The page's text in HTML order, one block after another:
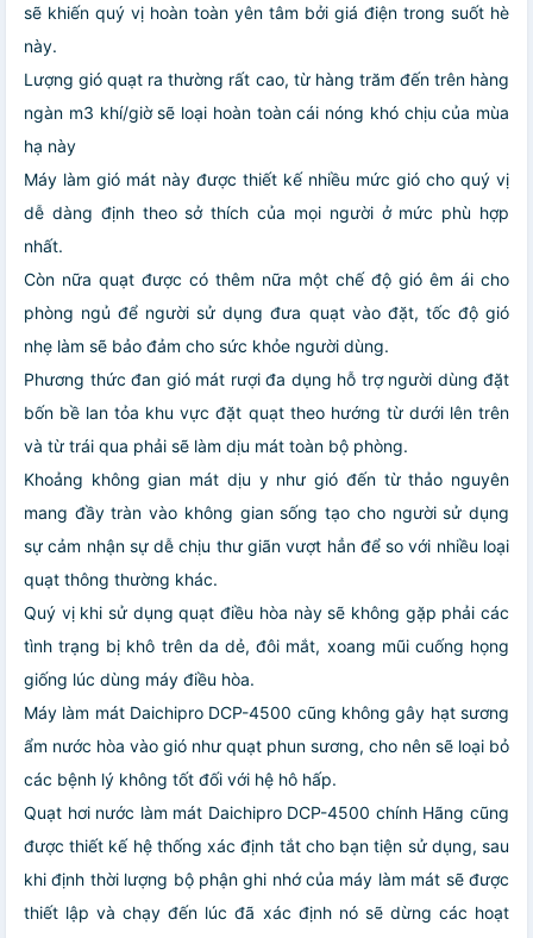
sẽ khiến quý vị hoàn toàn yên tâm bởi giá điện trong suốt hè
này.
Lượng gió quạt ra thường rất cao, từ hàng trăm đến trên hàng
ngàn m3 khí/giờ sẽ loại hoàn toàn cái nóng khó chịu của mùa
hạ này
Máy làm gió mát này được thiết kế nhiều mức gió cho quý vị
dễ dàng định theo sở thích của mọi người ở mức phù hợp
nhất.
Còn nữa quạt được có thêm nữa một chế độ gió êm ái cho
phòng ngủ để người sử dụng đưa quạt vào đặt, tốc độ gió
nhẹ làm sẽ bảo đảm cho sức khỏe người dùng.
Phương thức đan gió mát rượi đa dụng hỗ trợ người dùng đặt
bốn bề lan tỏa khu vực đặt quạt theo hướng từ dưới lên trên
và từ trái qua phải sẽ làm dịu mát toàn bộ phòng.
Khoảng không gian mát dịu y như gió đến từ thảo nguyên
mang đầy tràn vào không gian sống tạo cho người sử dụng
sự cảm nhận sự dễ chịu thư giãn vượt hẳn để so với nhiều loại
quạt thông thường khác.
Quý vị khi sử dụng quạt điều hòa này sẽ không gặp phải các
tình trạng bị khô trên da dẻ, đôi mắt, xoang mũi cuống họng
giống lúc dùng máy điều hòa.
Máy làm mát Daichipro DCP-4500 cũng không gây hạt sương
ẩm nước hòa vào gió như quạt phun sương, cho nên sẽ loại bỏ
các bệnh lý không tốt đối với hệ hô hấp.
Quạt hơi nước làm mát Daichipro DCP-4500 chính Hãng cũng
được thiết kế hệ thống xác định tắt cho bạn tiện sử dụng, sau
khi định thời lượng bộ phận ghi nhớ của máy làm mát sẽ được
thiết lập và chạy đến lúc đã xác định nó sẽ dừng các hoạt